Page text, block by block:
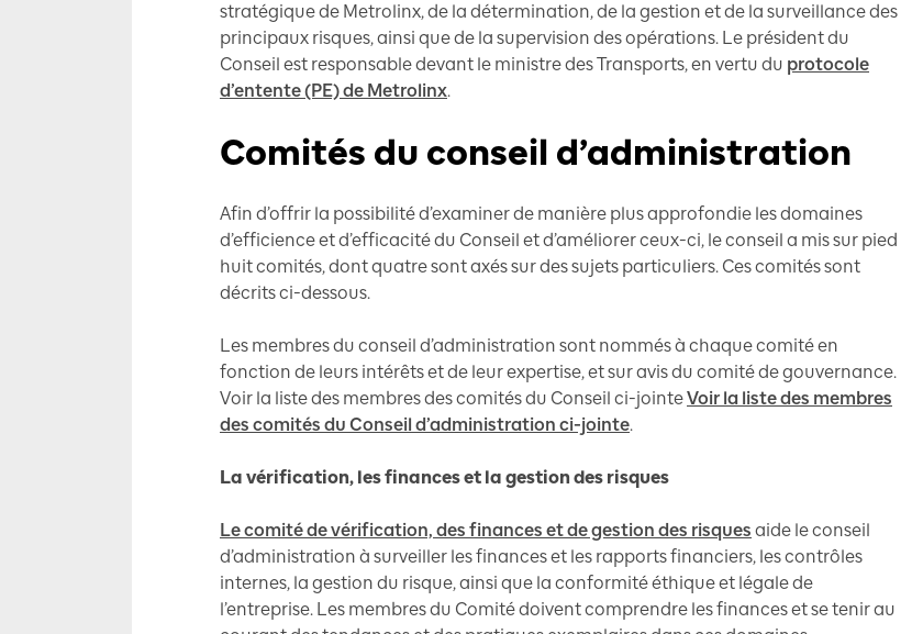
stratégique de Metrolinx, de la détermination, de la gestion et de la surveillance des
principaux risques, ainsi que de la supervision des opérations. Le président du
Conseil est responsable devant le ministre des Transports, en vertu du protocole
d’entente (PE) de Metrolinx.
Comités du conseil d’administration
Afin d’offrir la possibilité d’examiner de manière plus approfondie les domaines
d’efficience et d’efficacité du Conseil et d’améliorer ceux-ci, le conseil a mis sur pied
huit comités, dont quatre sont axés sur des sujets particuliers. Ces comités sont
décrits ci-dessous.
Les membres du conseil d’administration sont nommés à chaque comité en
fonction de leurs intérêts et de leur expertise, et sur avis du comité de gouvernance.
Voir la liste des membres des comités du Conseil ci-jointeVoir la liste des membres
des comités du Conseil d’administration ci-jointe.
La vérification, les finances et la gestion des risques
Le comité de vérification, des finances et de gestion des risques aide le conseil
d’administration à surveiller les finances et les rapports financiers, les contrôles
internes, la gestion du risque, ainsi que la conformité éthique et légale de
l’entreprise. Les membres du Comité doivent comprendre les finances et se tenir au